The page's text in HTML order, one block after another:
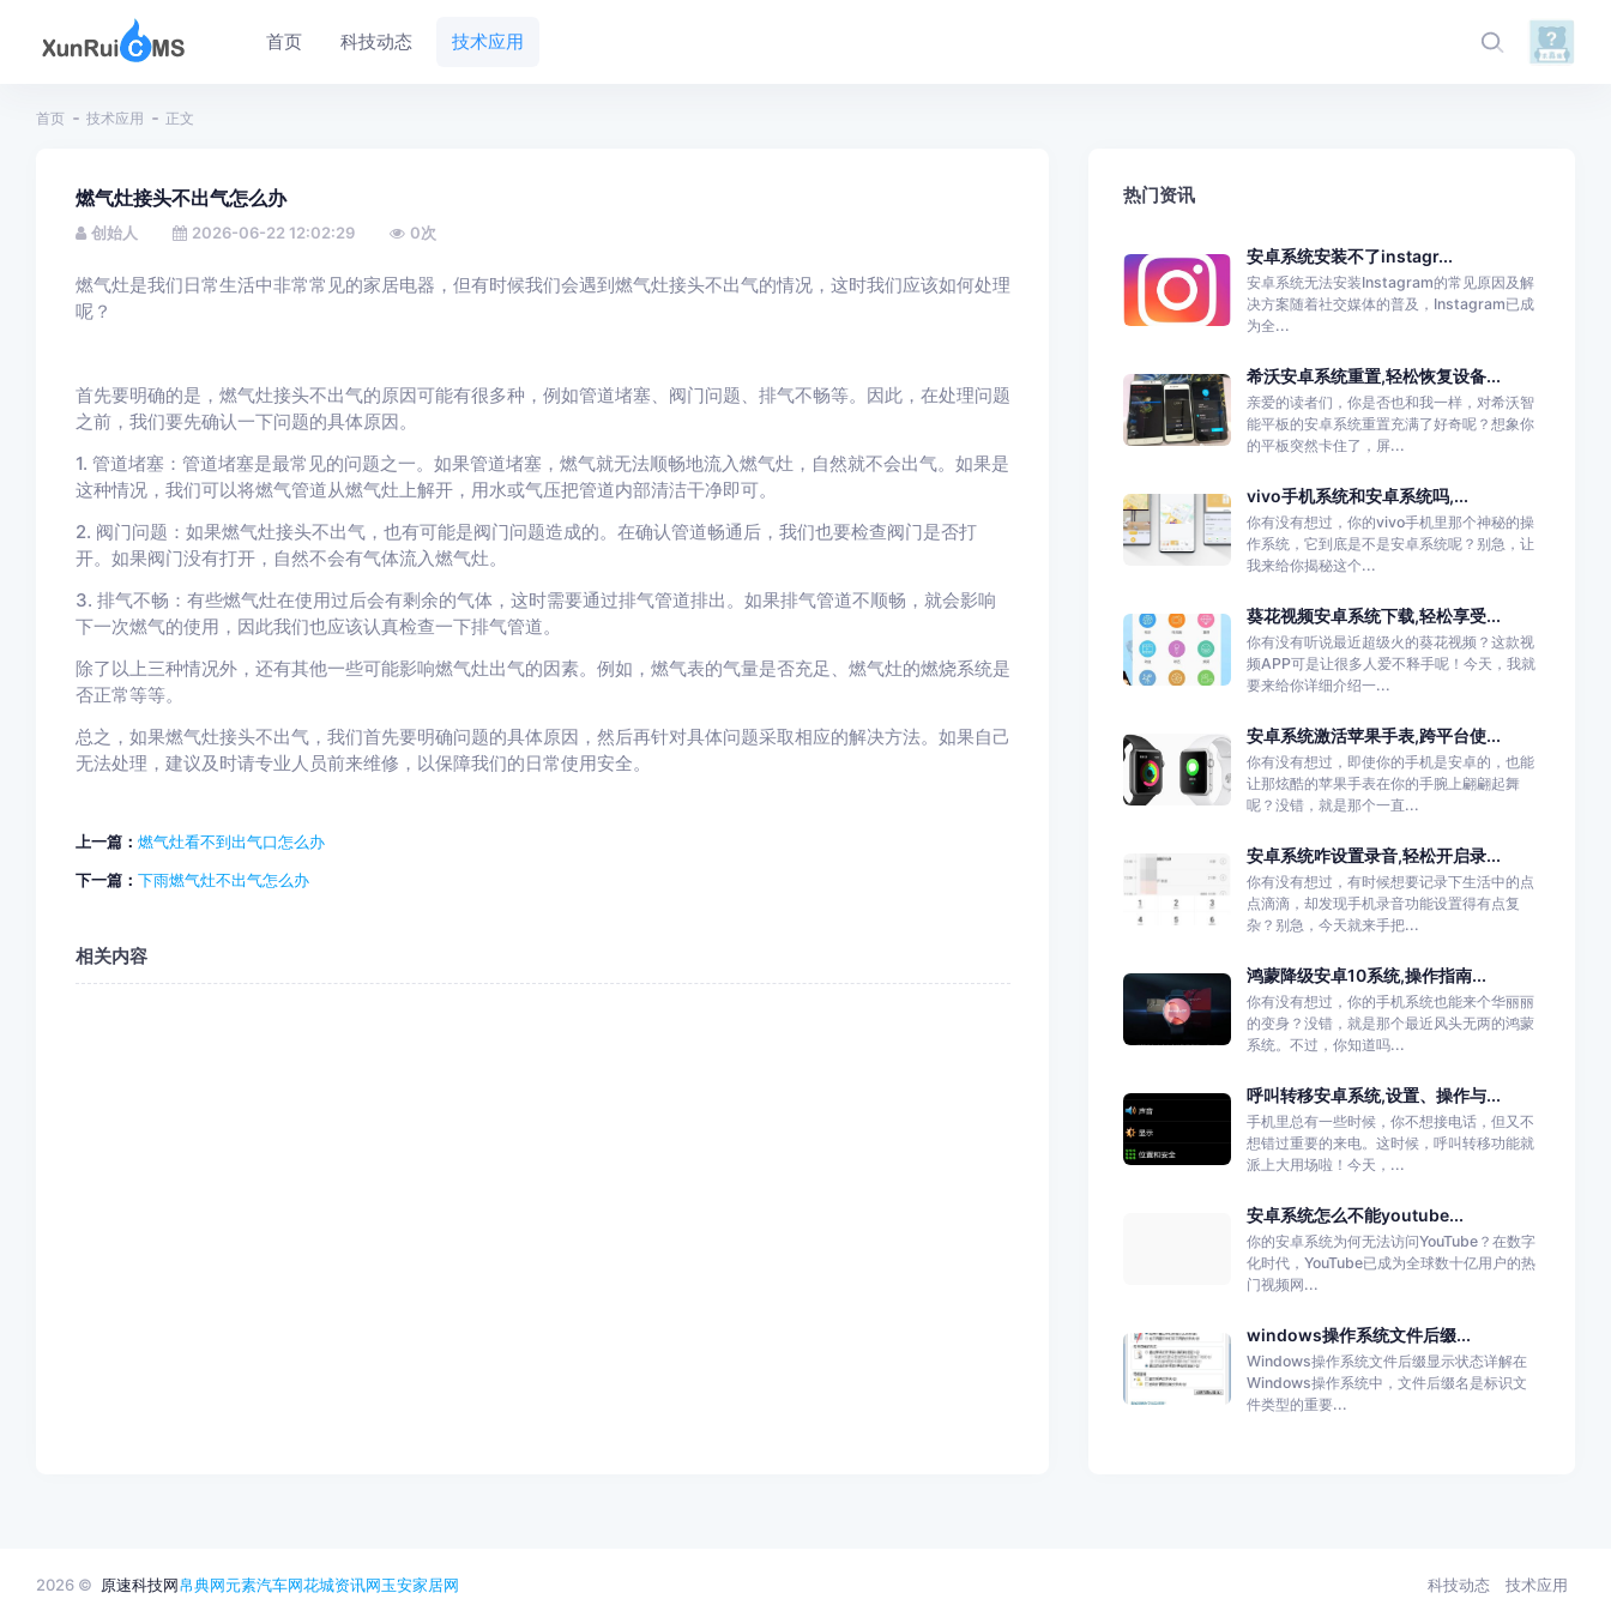
首页 科技动态 技术应用
首页 技术应用 正文
燃气灶接头不出气怎么办
创始人 2026-06-22 12:02:29 0次
燃气灶是我们日常生活中非常常见的家居电器，但有时候我们会遇到燃气灶接头不出气的情况，这时我们应该如何处理
呢？
首先要明确的是，燃气灶接头不出气的原因可能有很多种，例如管道堵塞、阀门问题、排气不畅等。因此，在处理问题
之前，我们要先确认一下问题的具体原因。
1. 管道堵塞：管道堵塞是最常见的问题之一。如果管道堵塞，燃气就无法顺畅地流入燃气灶，自然就不会出气。如果是
这种情况，我们可以将燃气管道从燃气灶上解开，用水或气压把管道内部清洁干净即可。
2. 阀门问题：如果燃气灶接头不出气，也有可能是阀门问题造成的。在确认管道畅通后，我们也要检查阀门是否打
开。如果阀门没有打开，自然不会有气体流入燃气灶。
3. 排气不畅：有些燃气灶在使用过后会有剩余的气体，这时需要通过排气管道排出。如果排气管道不顺畅，就会影响
下一次燃气的使用，因此我们也应该认真检查一下排气管道。
除了以上三种情况外，还有其他一些可能影响燃气灶出气的因素。例如，燃气表的气量是否充足、燃气灶的燃烧系统是
否正常等等。
总之，如果燃气灶接头不出气，我们首先要明确问题的具体原因，然后再针对具体问题采取相应的解决方法。如果自己
无法处理，建议及时请专业人员前来维修，以保障我们的日常使用安全。
上一篇： 燃气灶看不到出气口怎么办
下一篇： 下雨燃气灶不出气怎么办
相关内容
热门资讯
安卓系统安装不了instagr...
安卓系统无法安装Instagram的常见原因及解
决方案随着社交媒体的普及，Instagram已成
为全...
希沃安卓系统重置,轻松恢复设备...
亲爱的读者们，你是否也和我一样，对希沃智
能平板的安卓系统重置充满了好奇呢？想象你
的平板突然卡住了，屏...
vivo手机系统和安卓系统吗,...
你有没有想过，你的vivo手机里那个神秘的操
作系统，它到底是不是安卓系统呢？别急，让
我来给你揭秘这个...
葵花视频安卓系统下载,轻松享受...
你有没有听说最近超级火的葵花视频？这款视
频APP可是让很多人爱不释手呢！今天，我就
要来给你详细介绍一...
安卓系统激活苹果手表,跨平台使...
你有没有想过，即使你的手机是安卓的，也能
让那炫酷的苹果手表在你的手腕上翩翩起舞
呢？没错，就是那个一直...
安卓系统咋设置录音,轻松开启录...
你有没有想过，有时候想要记录下生活中的点
点滴滴，却发现手机录音功能设置得有点复
杂？别急，今天就来手把...
鸿蒙降级安卓10系统,操作指南...
你有没有想过，你的手机系统也能来个华丽丽
的变身？没错，就是那个最近风头无两的鸿蒙
系统。不过，你知道吗...
呼叫转移安卓系统,设置、操作与...
手机里总有一些时候，你不想接电话，但又不
想错过重要的来电。这时候，呼叫转移功能就
派上大用场啦！今天，...
安卓系统怎么不能youtube...
你的安卓系统为何无法访问YouTube？在数字
化时代，YouTube已成为全球数十亿用户的热
门视频网...
windows操作系统文件后缀...
Windows操作系统文件后缀显示状态详解在
Windows操作系统中，文件后缀名是标识文
件类型的重要...
2026 © 原速科技网帛典网元素汽车网花城资讯网玉安家居网 科技动态 技术应用